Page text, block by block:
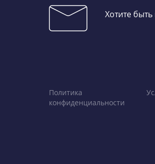
Хотите
Политика
конфиденциальности